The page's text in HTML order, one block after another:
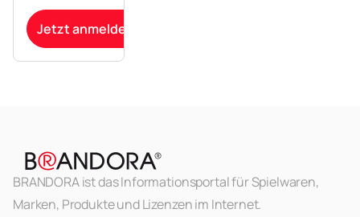
Jetzt anmelden
BRANDORA ist das Informationsportal für Spielwaren,
Marken, Produkte und Lizenzen im Internet.